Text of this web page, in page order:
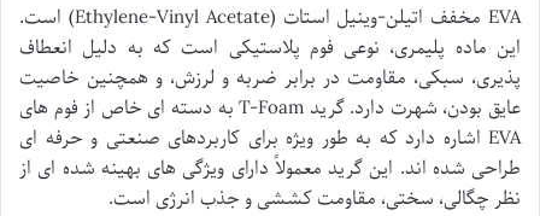
EVA مخفف اتیلن-وینیل استات (Ethylene-Vinyl Acetate) است.
این ماده پلیمری، نوعی فوم پلاستیکی است که به دلیل انعطاف
پذیری، سبکی، مقاومت در برابر ضربه و لرزش، و همچنین خاصیت
عایق بودن، شهرت دارد. گرید T-Foam به دسته ای خاص از فوم های
EVA اشاره دارد که به طور ویژه برای کاربردهای صنعتی و حرفه ای
طراحی شده اند. این گرید معمولاً دارای ویژگی های بهینه شده ای از
نظر چگالی، سختی، مقاومت کششی و جذب انرژی است.